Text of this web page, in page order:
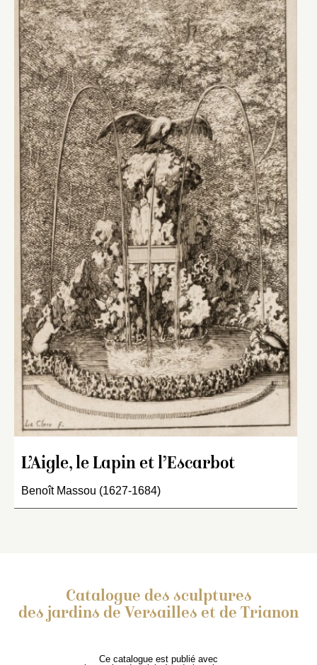
L’Aigle, le Lapin et l’Escarbot
Benoît Massou (1627-1684)
Catalogue des sculptures
des jardins de Versailles et de Trianon
Ce catalogue est publié avec